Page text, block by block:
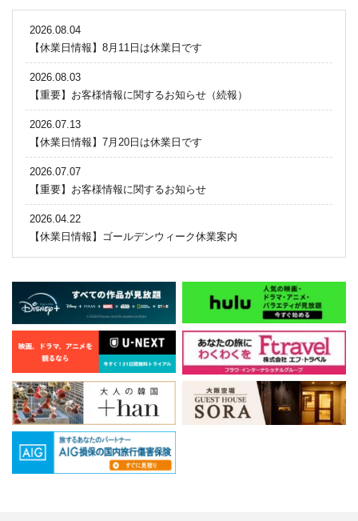
2026.08.04
【休業日情報】8月11日は休業日です
2026.08.03
【重要】お客様情報に関するお知らせ（続報）
2026.07.13
【休業日情報】7月20日は休業日です
2026.07.07
【重要】お客様情報に関するお知らせ
2026.04.22
【休業日情報】ゴールデンウィーク休業案内